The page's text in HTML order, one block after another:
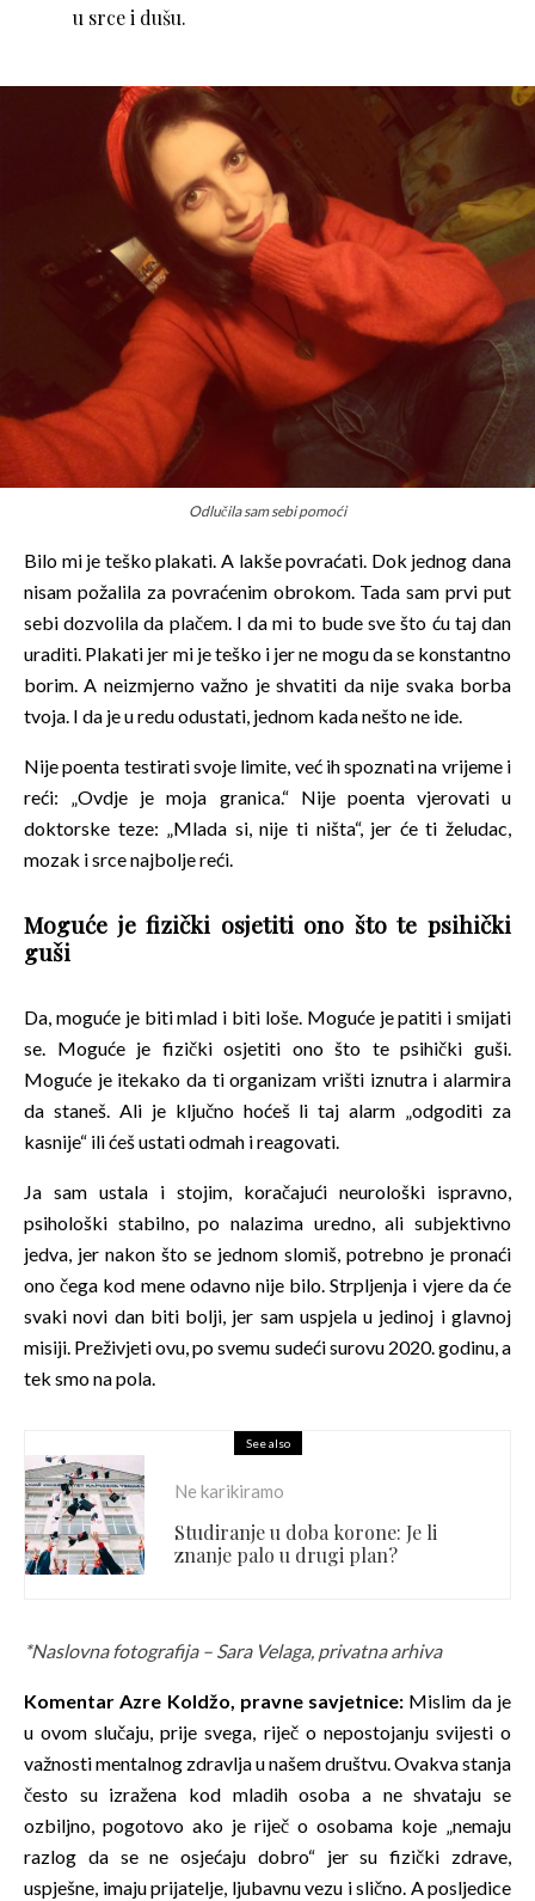
u srce i dušu.
Odlučila sam sebi pomoći
Bilo mi je teško plakati. A lakše povraćati. Dok jednog dana
nisam požalila za povraćenim obrokom. Tada sam prvi put
sebi dozvolila da plačem. I da mi to bude sve što ću taj dan
uraditi. Plakati jer mi je teško i jer ne mogu da se konstantno
borim. A neizmjerno važno je shvatiti da nije svaka borba
tvoja. I da je u redu odustati, jednom kada nešto ne ide.
Nije poenta testirati svoje limite, već ih spoznati na vrijeme i
reći: „Ovdje je moja granica.“ Nije poenta vjerovati u
doktorske teze: „Mlada si, nije ti ništa“, jer će ti želudac,
mozak i srce najbolje reći.
Moguće je fizički osjetiti ono što te psihički
guši
Da, moguće je biti mlad i biti loše. Moguće je patiti i smijati
se. Moguće je fizički osjetiti ono što te psihički guši.
Moguće je itekako da ti organizam vrišti iznutra i alarmira
da staneš. Ali je ključno hoćeš li taj alarm „odgoditi za
kasnije“ ili ćeš ustati odmah i reagovati.
Ja sam ustala i stojim, koračajući neurološki ispravno,
psihološki stabilno, po nalazima uredno, ali subjektivno
jedva, jer nakon što se jednom slomiš, potrebno je pronaći
ono čega kod mene odavno nije bilo. Strpljenja i vjere da će
svaki novi dan biti bolji, jer sam uspjela u jedinoj i glavnoj
misiji. Preživjeti ovu, po svemu sudeći surovu 2020. godinu, a
tek smo na pola.
See also
Ne karikiramo
Studiranje u doba korone: Je li
znanje palo u drugi plan?
*Naslovna fotografija – Sara Velaga, privatna arhiva
Komentar Azre Koldžo, pravne savjetnice: Mislim da je
u ovom slučaju, prije svega, riječ o nepostojanju svijesti o
važnosti mentalnog zdravlja u našem društvu. Ovakva stanja
često su izražena kod mladih osoba a ne shvataju se
ozbiljno, pogotovo ako je riječ o osobama koje „nemaju
razlog da se ne osjećaju dobro“ jer su fizički zdrave,
uspješne, imaju prijatelje, ljubavnu vezu i slično. A posljedice